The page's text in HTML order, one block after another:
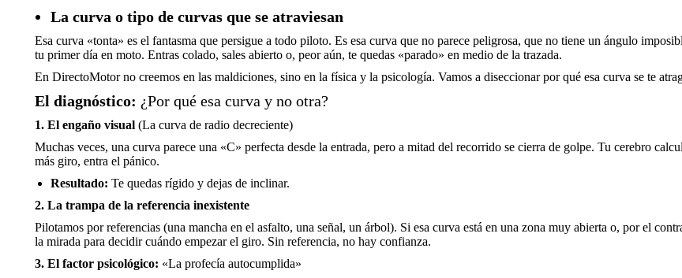
La curva o tipo de curvas que se atraviesan
Esa curva «tonta» es el fantasma que persigue a todo piloto. Es esa curva que no parece peligrosa, que no tiene un ángulo
tu primer día en moto. Entras colado, sales abierto o, peor aún, te quedas «parado» en medio de la trazada.
En DirectoMotor no creemos en las maldiciones, sino en la física y la psicología. Vamos a diseccionar por qué esa curva se te
El diagnóstico: ¿Por qué esa curva y no otra?
1. El engaño visual (La curva de radio decreciente)
Muchas veces, una curva parece una «C» perfecta desde la entrada, pero a mitad del recorrido se cierra de golpe. Tu cerebro
más giro, entra el pánico.
Resultado: Te quedas rígido y dejas de inclinar.
2. La trampa de la referencia inexistente
Pilotamos por referencias (una mancha en el asfalto, una señal, un árbol). Si esa curva está en una zona muy abierta o, por el
la mirada para decidir cuándo empezar el giro. Sin referencia, no hay confianza.
3. El factor psicológico: «La profecía autocumplida»